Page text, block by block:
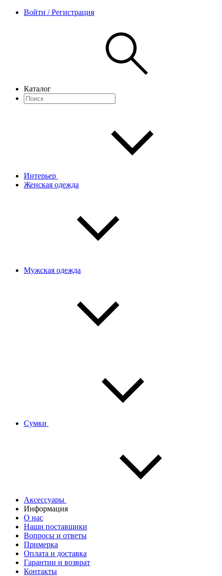
Войти / Регистрация
Каталог
Интерьер
Женская одежда
Мужская одежда
Сумки
Аксессуары
Информация
О нас
Наши поставщики
Вопросы и ответы
Примерка
Оплата и доставка
Гарантии и возврат
Контакты